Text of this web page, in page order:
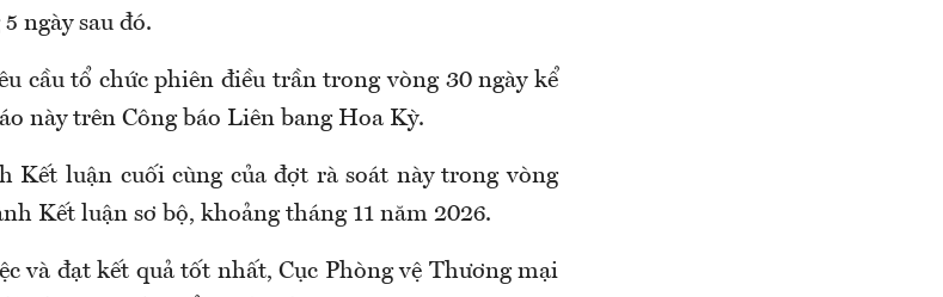
ngày sau đó.
cầu tổ chức phiên điều trần trong vòng 30 ngày kể
này trên Công báo Liên bang Hoa Kỳ.
Kết luận cuối cùng của đợt rà soát này trong vòng
Kết luận sơ bộ, khoảng tháng 11 năm 2026.
và đạt kết quả tốt nhất, Cục Phòng vệ Thương mại